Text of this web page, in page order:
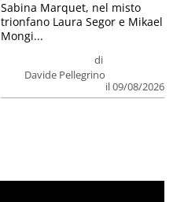
di
Davide Pellegrino
il 09/08/2026
Sabina Marquet, nel misto
trionfano Laura Segor e Mikael
Mongi...